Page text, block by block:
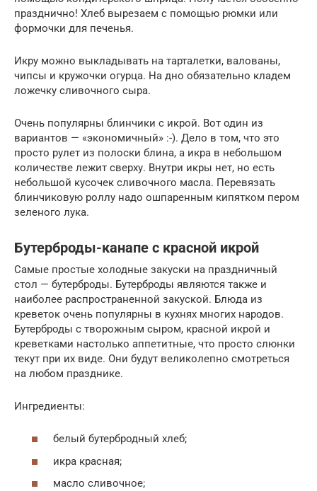
празднично! Хлеб вырезаем с помощью рюмки или
формочки для печенья.
Икру можно выкладывать на тарталетки, валованы,
чипсы и кружочки огурца. На дно обязательно кладем
ложечку сливочного сыра.
Очень популярны блинчики с икрой. Вот один из
вариантов — «экономичный» :-). Дело в том, что это
просто рулет из полоски блина, а икра в небольшом
количестве лежит сверху. Внутри икры нет, но есть
небольшой кусочек сливочного масла. Перевязать
блинчиковую роллу надо ошпаренным кипятком пером
зеленого лука.
Бутерброды-канапе с красной икрой
Самые простые холодные закуски на праздничный
стол — бутерброды. Бутерброды являются также и
наиболее распространенной закуской. Блюда из
креветок очень популярны в кухнях многих народов.
Бутерброды с творожным сыром, красной икрой и
креветками настолько аппетитные, что просто слюнки
текут при их виде. Они будут великолепно смотреться
на любом празднике.
Ингредиенты:
белый бутербродный хлеб;
икра красная;
масло сливочное;